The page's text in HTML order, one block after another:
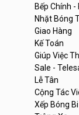
Bếp Chính -
Nhặt Bóng
Giao Hàng
Kế Toán
Giúp Việc
Sale -
Lễ Tân
Cộng Tác
Xếp Bóng